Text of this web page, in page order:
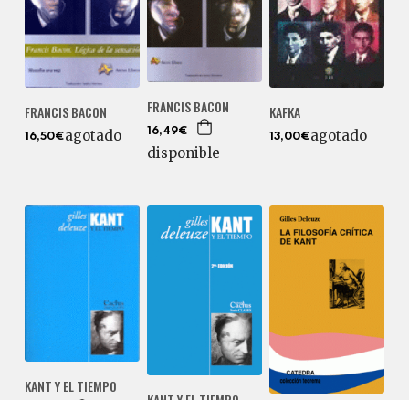
FRANCIS BACON
16,50€agotado
FRANCIS BACON
16,49€
disponible
KAFKA
13,00€agotado
KANT Y EL TIEMPO